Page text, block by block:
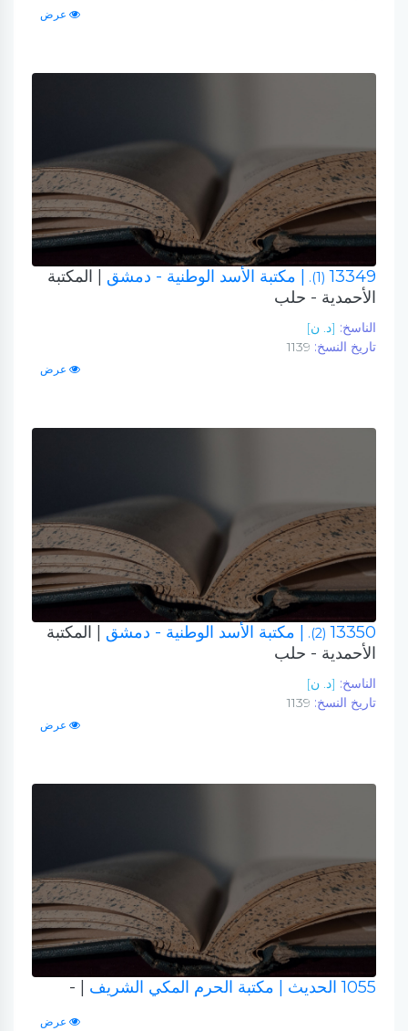
عرض
13349
(1). | مكتبة الأسد الوطنية - دمشق
| المكتبة
الأحمدية - حلب
الناسخ: [د. ن]
تاريخ النسخ:
عرض
13350
(2). | مكتبة الأسد الوطنية - دمشق | المكتبة
الأحمدية - حلب
الناسخ: [د. ن]
تاريخ النسخ:
عرض
1055 الحديث | مكتبة الحرم المكي الشريف | -
عرض